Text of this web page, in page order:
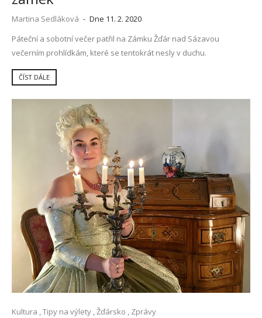
Martina Sedláková - Dne 11. 2. 2020
Páteční a sobotní večer patřil na Zámku Žďár nad Sázavou
večerním prohlídkám, které se tentokrát nesly v duchu.
ČÍST DÁLE
Kultura Tipy na výlety Žďársko Zprávy